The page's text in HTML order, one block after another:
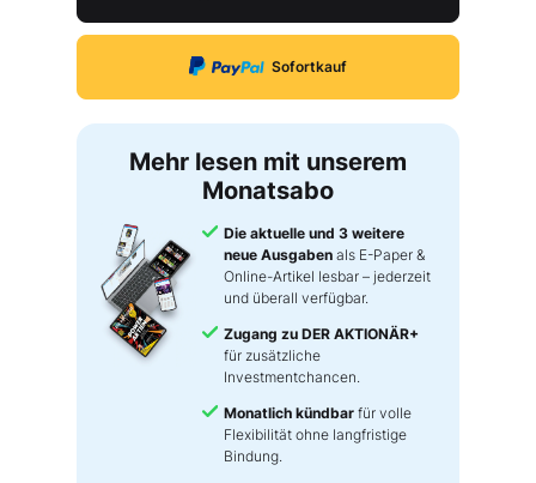
Sofortkauf
Mehr lesen mit unserem
Monatsabo
Die aktuelle und 3 weitere
neue Ausgaben als E-Paper &
Online-Artikel lesbar – jederzeit
und überall verfügbar.
Zugang zu DER AKTIONÄR+
für zusätzliche
Investmentchancen.
Monatlich kündbar für volle
Flexibilität ohne langfristige
Bindung.